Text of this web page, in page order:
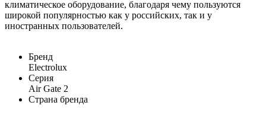
климатическое оборудование, благодаря чему пользуются
широкой популярностью как у российских, так и у
иностранных пользователей.
Бренд
Electrolux
Серия
Air Gate 2
Страна бренда